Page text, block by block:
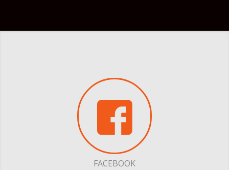
FACEBOOK